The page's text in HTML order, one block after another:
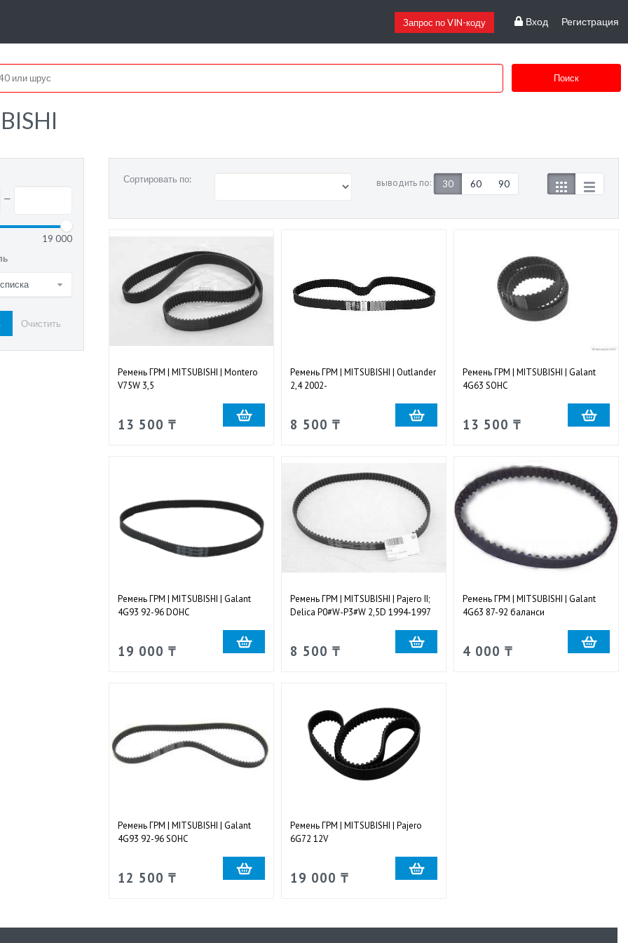
Запрос по VIN-коду Вход Регистрация
Поиск
—
19 000
Сортировать по: выводить по: 30 60 90
Ремень ГРМ | MITSUBISHI | Montero
V75W 3,5
13 500 ₸
Ремень ГРМ | MITSUBISHI | Outlander
2,4 2002-
8 500 ₸
Ремень ГРМ | MITSUBISHI | Galant
4G63 SOHC
13 500 ₸
Ремень ГРМ | MITSUBISHI | Galant
4G93 92-96 DOHC
19 000 ₸
Ремень ГРМ | MITSUBISHI | Pajero II;
Delica P0#W-P3#W 2,5D 1994-1997
8 500 ₸
Ремень ГРМ | MITSUBISHI | Galant
4G63 87-92 баланси
4 000 ₸
Ремень ГРМ | MITSUBISHI | Galant
4G93 92-96 SOHC
12 500 ₸
Ремень ГРМ | MITSUBISHI | Pajero
6G72 12V
19 000 ₸